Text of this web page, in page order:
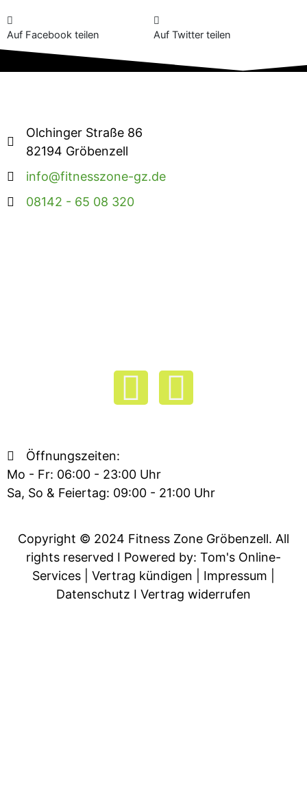
Auf Facebook teilen Auf Twitter teilen
Olchinger Straße 86
82194 Gröbenzell
info@fitnesszone-gz.de
08142 - 65 08 320
F
c
e
b
o
o
I
t
a
g
r
Öffnungszeiten:
Mo - Fr: 06:00 - 23:00 Uhr
Sa, So & Feiertag: 09:00 - 21:00 Uhr
Copyright © 2024 Fitness Zone Gröbenzell. All
rights reserved I Powered by: Tom's Online-
Services
Vertrag kündigen Impressum
Datenschutz I Vertrag widerrufen